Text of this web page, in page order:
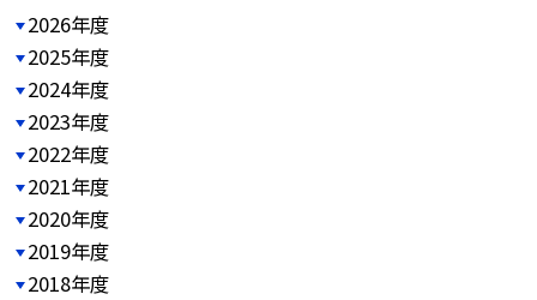
2026年度
2025年度
2024年度
2023年度
2022年度
2021年度
2020年度
2019年度
2018年度